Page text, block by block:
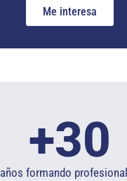
Me interesa
años formando
+30